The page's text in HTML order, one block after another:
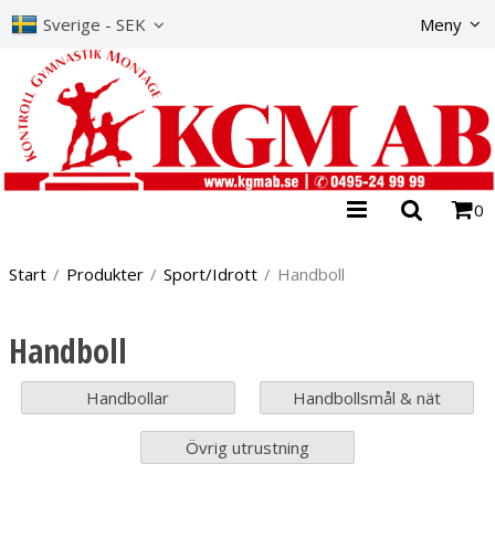
Sverige - SEK Meny
0
Start / Produkter / Sport/Idrott / Handboll
Handboll
Handbollar Handbollsmål & nät
Övrig utrustning